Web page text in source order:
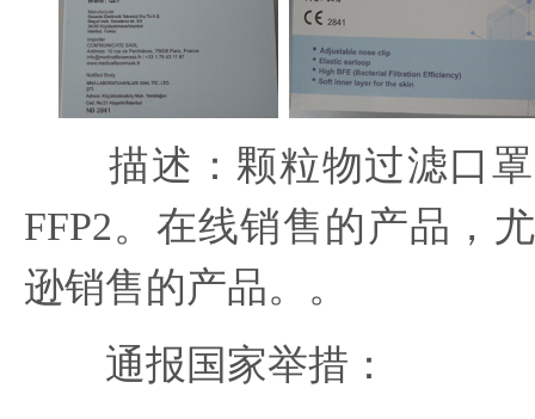
描述：颗粒物过滤口罩
FFP2。在线销售的产品，
逊销售的产品。。
通报国家举措：